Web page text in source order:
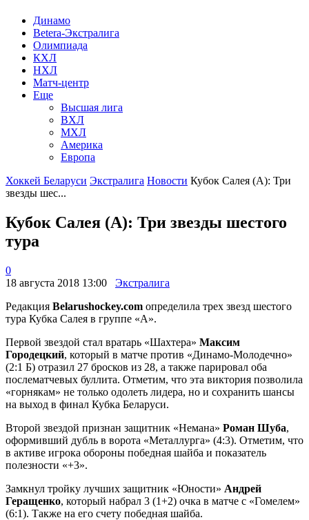
Динамо
Betera-Экстралига
Олимпиада
КХЛ
НХЛ
Матч-центр
Еще
Высшая лига
ВХЛ
МХЛ
Америка
Европа
Хоккей Беларуси Экстралига Новости Кубок Салея (А): Три
звезды шес...
Кубок Салея (А): Три звезды шестого
тура
0
18 августа 2018 13:00
Экстралига
Редакция Belarushockey.com определила трех звезд шестого
тура Кубка Салея в группе «А».
Первой звездой стал вратарь «Шахтера» Максим
Городецкий, который в матче против «Динамо-Молодечно»
(2:1 Б) отразил 27 бросков из 28, а также парировал оба
послематчевых буллита. Отметим, что эта виктория позволила
«горнякам» не только одолеть лидера, но и сохранить шансы
на выход в финал Кубка Беларуси.
Второй звездой признан защитник «Немана» Роман Шуба,
оформивший дубль в ворота «Металлурга» (4:3). Отметим, что
в активе игрока обороны победная шайба и показатель
полезности «+3».
Замкнул тройку лучших защитник «Юности» Андрей
Геращенко, который набрал 3 (1+2) очка в матче с «Гомелем»
(6:1). Также на его счету победная шайба.